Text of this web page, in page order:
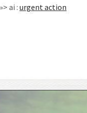
ai : urgent action